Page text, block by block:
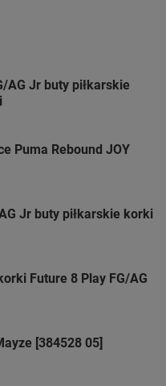
AG Jr buty piłkarskie
Puma Rebound JOY
Jr buty piłkarskie korki
Future 8 Play FG/AG
[384528 05]